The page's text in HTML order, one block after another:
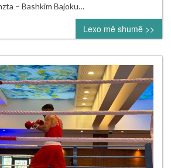
“Mustafa
Hajrulahović
–
Talijan”
me
gjashtë
medalje
– Bashkim Bajoku…
Lexo më shumë >>